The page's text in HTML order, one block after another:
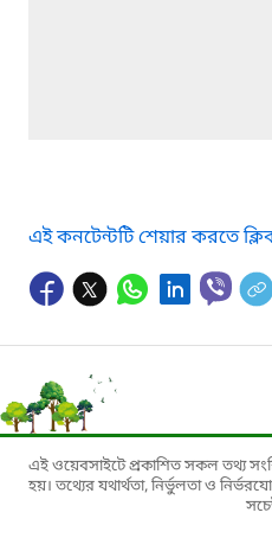
এই কনটেন্টটি শেয়ার করতে
এই ওয়েবসাইটে প্রকাশিত সকল তথ্য
হয়। তথ্যের যথার্থতা, নির্ভুলতা ও